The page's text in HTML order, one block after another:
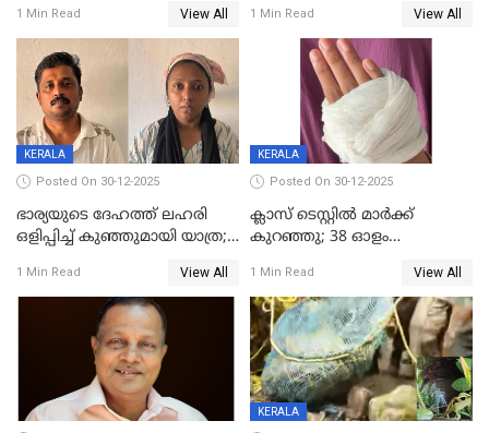
മലയാളി യുവാവിന്റെ ഭാര്യയും
മരിച്ചു
1 Min Read View All
നോട്ടീസയച്ച് ഉമാ തോമസ്
1 Min Read View All
KERALA
Posted On 30-12-2025
ഭാര്യയുടെ ദേഹത്ത് ലഹരി
ഒളിപ്പിച്ച് കുഞ്ഞുമായി യാത്ര;
പിടികൂടി പൊലീസ്
1 Min Read View All
KERALA
Posted On 30-12-2025
ക്ലാസ് ടെസ്റ്റിൽ മാർക്ക്
കുറഞ്ഞു; 38 ഓളം
സെന്ററിലെ അധ്യാപകന്‍
മർദിച്ചതായി പരാതി
1 Min Read View All
KERALA